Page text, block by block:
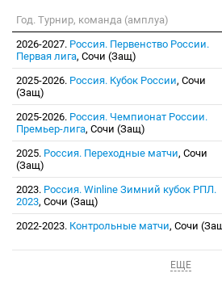
Год. Турнир, команда (амплуа)
2026-2027. Россия. Первенство России.
Первая лига, Сочи (Защ)
2025-2026. Россия. Кубок России, Сочи
(Защ)
2025-2026. Россия. Чемпионат России.
Премьер-лига, Сочи (Защ)
2025. Россия. Переходные матчи, Сочи
(Защ)
2023. Россия. Winline Зимний кубок РПЛ.
2023, Сочи (Защ)
2022-2023. Контрольные матчи, Сочи
ЕЩЕ